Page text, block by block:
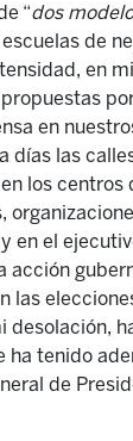
“dos modelo
de
en
en
las
los
el
las
tenido
de